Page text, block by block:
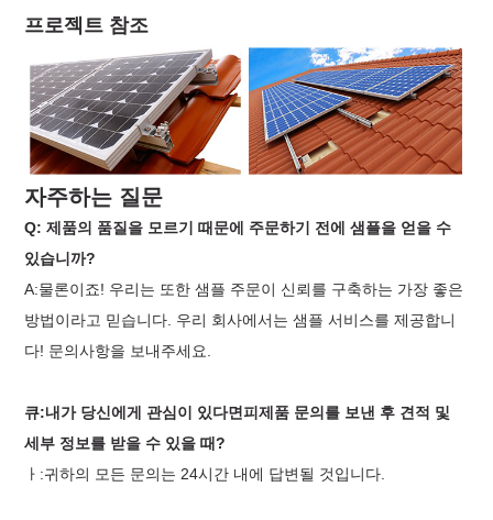
프로젝트 참조
자주하는 질문
Q: 제품의 품질을 모르기 때문에 주문하기 전에 샘플을 얻을 수
있습니까?
A:물론이죠! 우리는 또한 샘플 주문이 신뢰를 구축하는 가장 좋은
방법이라고 믿습니다. 우리 회사에서는 샘플 서비스를 제공합니
다! 문의사항을 보내주세요.
큐:내가 당신에게 관심이 있다면피제품 문의를 보낸 후 견적 및
세부 정보를 받을 수 있을 때?
ㅏ:귀하의 모든 문의는 24시간 내에 답변될 것입니다.